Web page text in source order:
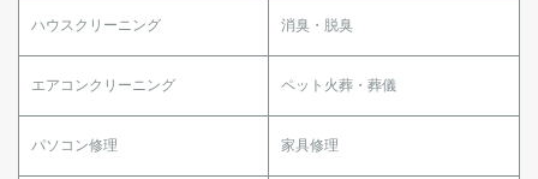
ハウスクリーニング 消臭・脱臭
エアコンクリーニング ペット火葬・葬儀
パソコン修理 家具修理